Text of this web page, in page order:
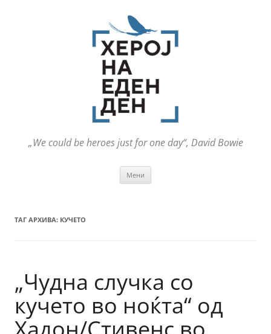
„We could be heroes just for one day“, David Bowie
Мени
ТАГ АРХИВА: КУЧЕТО
„Чудна случка со
кучето во ноќта“ од